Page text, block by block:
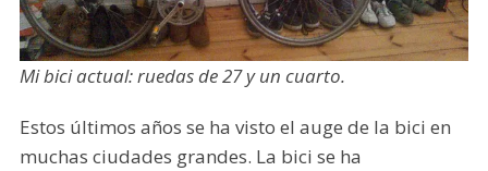
Mi bici actual: ruedas de 27 y un cuarto.
Estos últimos años se ha visto el auge de la bici en
muchas ciudades grandes. La bici se ha